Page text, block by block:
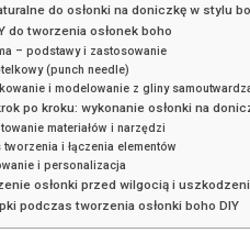
do osłonki na doniczkę w stylu
do tworzenia osłonek boho
– podstawy i zastosowanie
(punch needle)
i modelowanie z gliny
po kroku: wykonanie osłonki na
materiałów i narzędzi
tworzenia i łączenia elementów
i personalizacja
osłonki przed wilgocią i
podczas tworzenia osłonki boho DIY